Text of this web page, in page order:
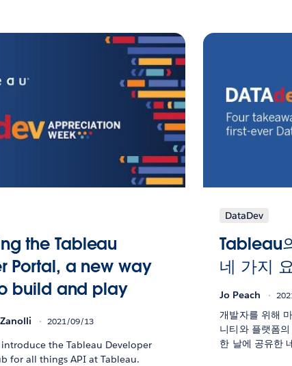
the Tableau
Portal, a new way
build and play
2021/09/13
introduce the Tableau Developer
for all things API at Tableau.
DataDev
Tableau
네 가지
Jo Peach
개발자를 위해
니티와 플랫폼
한 날에 공유한